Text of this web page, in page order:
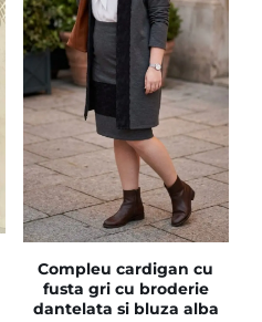
Compleu cardigan cu
fusta gri cu broderie
dantelata si bluza alba